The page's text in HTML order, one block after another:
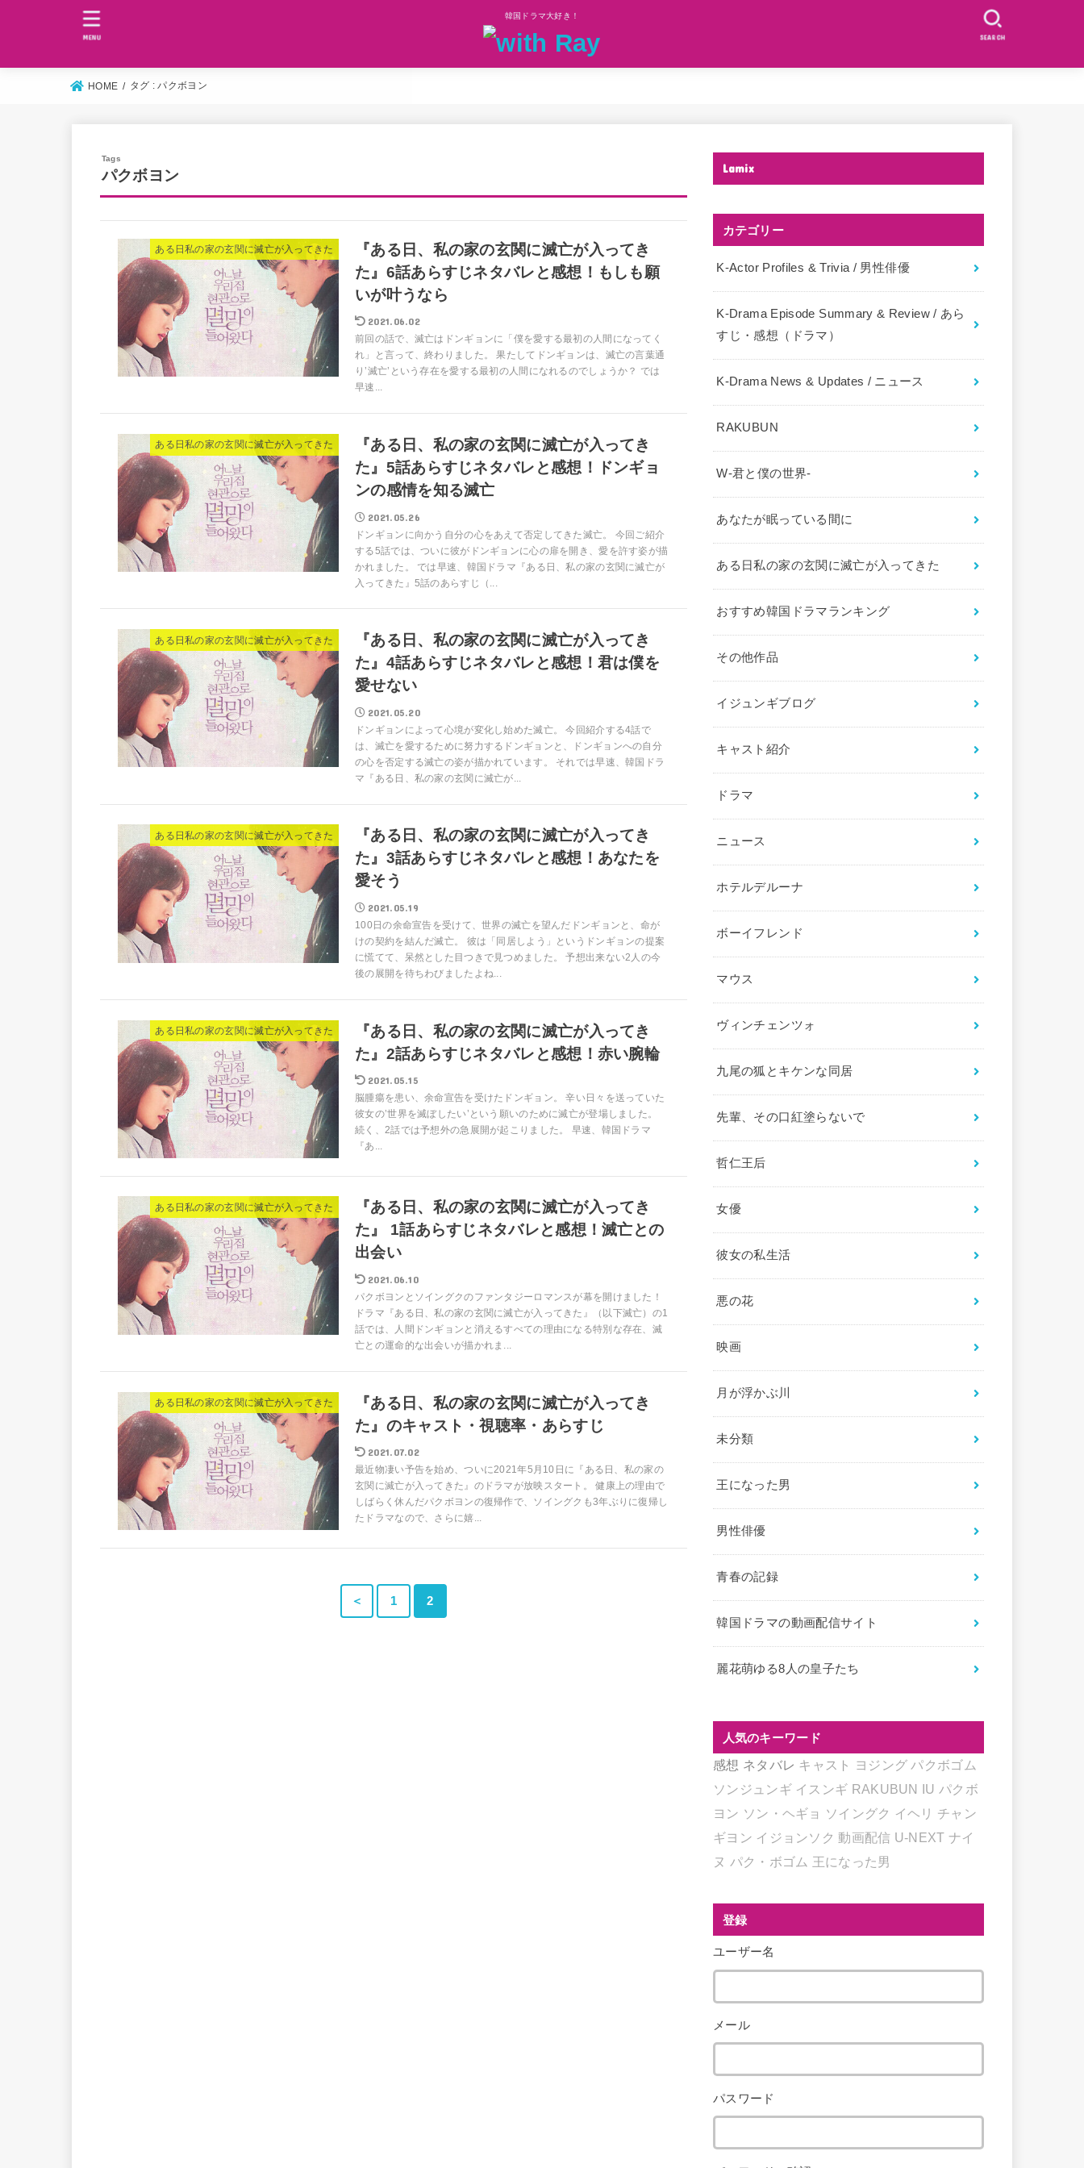
韓国ドラマ大好き！
SEARCH
MENU
HOME タグ : パクボヨン
パクボヨン
ある日私の家の玄関に滅亡が入ってきた
『ある日、私の家の玄関に滅亡が入ってき
た』6話あらすじネタバレと感想！もしも願
いが叶うなら
2021.06.02
前回の話で、滅亡はドンギョンに「僕を愛する最初の人間になってく
れ」と言って、終わりました。 果たしてドンギョンは、滅亡の言葉通
り’滅亡’という存在を愛する最初の人間になれるのでしょうか？ では
早速...
ある日私の家の玄関に滅亡が入ってきた
『ある日、私の家の玄関に滅亡が入ってき
た』5話あらすじネタバレと感想！ドンギョ
ンの感情を知る滅亡
2021.05.26
ドンギョンに向かう自分の心をあえて否定してきた滅亡。 今回ご紹介
する5話では、ついに彼がドンギョンに心の扉を開き、愛を許す姿が描
かれました。 では早速、韓国ドラマ『ある日、私の家の玄関に滅亡が
入ってきた』5話のあらすじ（...
ある日私の家の玄関に滅亡が入ってきた
『ある日、私の家の玄関に滅亡が入ってき
た』4話あらすじネタバレと感想！君は僕を
愛せない
2021.05.20
ドンギョンによって心境が変化し始めた滅亡。 今回紹介する4話で
は、滅亡を愛するために努力するドンギョンと、ドンギョンへの自分
の心を否定する滅亡の姿が描かれています。 それでは早速、韓国ドラ
マ『ある日、私の家の玄関に滅亡が...
ある日私の家の玄関に滅亡が入ってきた
『ある日、私の家の玄関に滅亡が入ってき
た』3話あらすじネタバレと感想！あなたを
愛そう
2021.05.19
100日の余命宣告を受けて、世界の滅亡を望んだドンギョンと、命が
けの契約を結んだ滅亡。 彼は「同居しよう」というドンギョンの提案
に慌てて、呆然とした目つきで見つめました。 予想出来ない2人の今
後の展開を待ちわびましたよね...
ある日私の家の玄関に滅亡が入ってきた
『ある日、私の家の玄関に滅亡が入ってき
た』2話あらすじネタバレと感想！赤い腕輪
2021.05.15
脳腫瘍を患い、余命宣告を受けたドンギョン。 辛い日々を送っていた
彼女の’世界を滅ぼしたい’という願いのために滅亡が登場しました。
続く、2話では予想外の急展開が起こりました。 早速、韓国ドラマ
『あ...
ある日私の家の玄関に滅亡が入ってきた
『ある日、私の家の玄関に滅亡が入ってき
た』 1話あらすじネタバレと感想！滅亡との
出会い
2021.06.10
パクボヨンとソイングクのファンタジーロマンスが幕を開けました！
ドラマ『ある日、私の家の玄関に滅亡が入ってきた』（以下滅亡）の1
話では、人間ドンギョンと消えるすべての理由になる特別な存在、滅
亡との運命的な出会いが描かれま...
ある日私の家の玄関に滅亡が入ってきた
『ある日、私の家の玄関に滅亡が入ってき
た』のキャスト・視聴率・あらすじ
2021.07.02
最近物凄い予告を始め、ついに2021年5月10日に『ある日、私の家の
玄関に滅亡が入ってきた』のドラマが放映スタート。 健康上の理由で
しばらく休んだパクボヨンの復帰作で、ソイングクも3年ぶりに復帰し
たドラマなので、さらに嬉...
＜ 1 2
Lamix
カテゴリー
K-Actor Profiles & Trivia / 男性俳優
K-Drama Episode Summary & Review / あら
すじ・感想（ドラマ）
K-Drama News & Updates / ニュース
RAKUBUN
W-君と僕の世界-
あなたが眠っている間に
ある日私の家の玄関に滅亡が入ってきた
おすすめ韓国ドラマランキング
その他作品
イジュンギブログ
キャスト紹介
ドラマ
ニュース
ホテルデルーナ
ボーイフレンド
マウス
ヴィンチェンツォ
九尾の狐とキケンな同居
先輩、その口紅塗らないで
哲仁王后
女優
彼女の私生活
悪の花
映画
月が浮かぶ川
未分類
王になった男
男性俳優
青春の記録
韓国ドラマの動画配信サイト
麗花萌ゆる8人の皇子たち
人気のキーワード
感想 ネタバレ キャスト ヨジング パクボゴム
ソンジュンギ イスンギ RAKUBUN IU パクボ
ヨン ソン・ヘギョ ソイングク イヘリ チャン
ギヨン イジョンソク 動画配信 U-NEXT ナイ
ヌ パク・ボゴム 王になった男
登録
ユーザー名
メール
パスワード